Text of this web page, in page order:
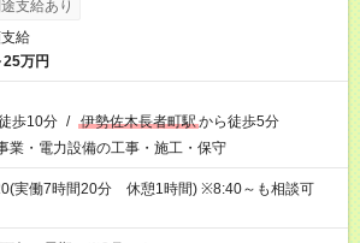
支給あり
給
万円
歩10分 / 伊勢佐木長者町駅から徒歩5分
業・電力設備の工事・施工・保守
実働7時間20分 休憩1時間) ※8:40～も相談可